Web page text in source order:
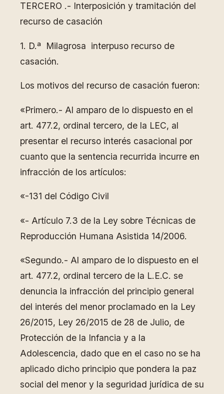
TERCERO .- Interposición y tramitación del
recurso de casación
1. D.ª Milagrosa interpuso recurso de
casación.
Los motivos del recurso de casación fueron:
«Primero.- Al amparo de lo dispuesto en el
art. 477.2, ordinal tercero, de la LEC, al
presentar el recurso interés casacional por
cuanto que la sentencia recurrida incurre en
infracción de los artículos:
«-131 del Código Civil
«- Artículo 7.3 de la Ley sobre Técnicas de
Reproducción Humana Asistida 14/2006.
«Segundo.- Al amparo de lo dispuesto en el
art. 477.2, ordinal tercero de la L.E.C. se
denuncia la infracción del principio general
del interés del menor proclamado en la Ley
26/2015, Ley 26/2015 de 28 de Julio, de
Protección de la Infancia y a la
Adolescencia, dado que en el caso no se ha
aplicado dicho principio que pondera la paz
social del menor y la seguridad jurídica de su